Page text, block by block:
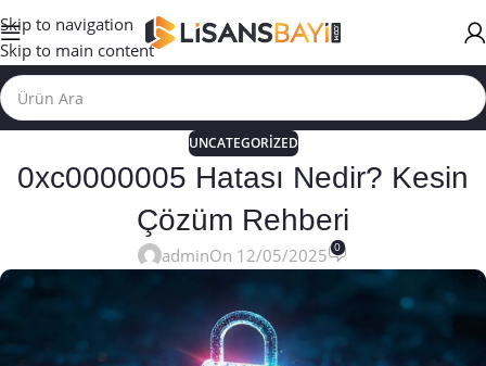
Skip to navigation
Skip to main content
UNCATEGORIZED
0xc0000005 Hatası Nedir? Kesin
Çözüm Rehberi
adminOn 12/05/2025 0